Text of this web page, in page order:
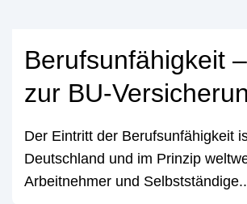
Berufsunfähigkeit
zur BU-
Der Eintritt der Berufsunfähigkeit
Deutschland und im Prinzip
Arbeitnehmer und